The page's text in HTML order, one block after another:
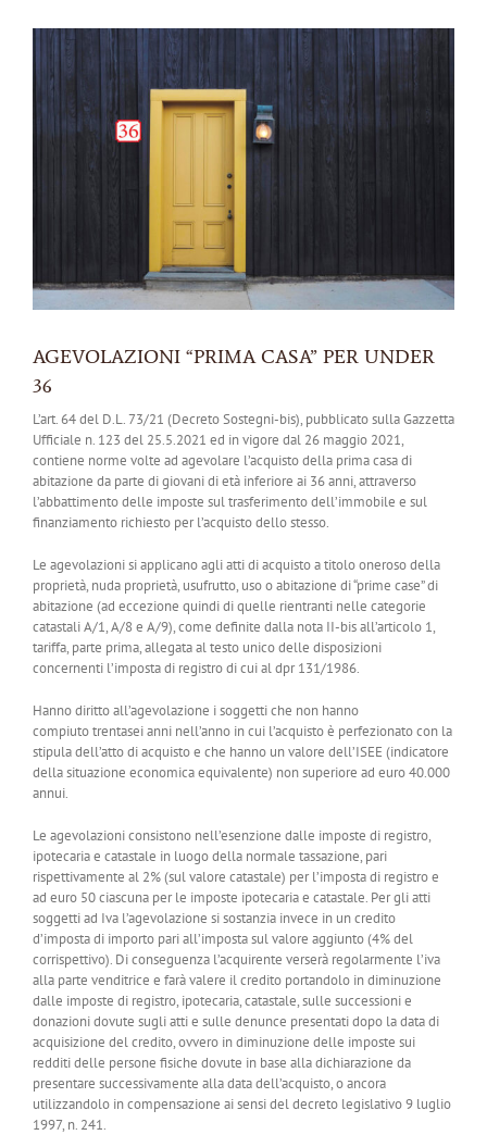
Ingrandisci
immagine
AGEVOLAZIONI “PRIMA CASA” PER UNDER
36
L’art. 64 del D.L. 73/21 (Decreto Sostegni-bis), pubblicato sulla Gazzetta
Ufficiale n. 123 del 25.5.2021 ed in vigore dal 26 maggio 2021,
contiene norme volte ad agevolare l’acquisto della prima casa di
abitazione da parte di giovani di età inferiore ai 36 anni, attraverso
l’abbattimento delle imposte sul trasferimento dell’immobile e sul
finanziamento richiesto per l’acquisto dello stesso.
Le agevolazioni si applicano agli atti di acquisto a titolo oneroso della
proprietà, nuda proprietà, usufrutto, uso o abitazione di “prime case” di
abitazione (ad eccezione quindi di quelle rientranti nelle categorie
catastali A/1, A/8 e A/9), come definite dalla nota II-bis all’articolo 1,
tariffa, parte prima, allegata al testo unico delle disposizioni
concernenti l’imposta di registro di cui al dpr 131/1986.
Hanno diritto all’agevolazione i soggetti che non hanno
compiuto trentasei anni nell’anno in cui l’acquisto è perfezionato con la
stipula dell’atto di acquisto e che hanno un valore dell’ISEE (indicatore
della situazione economica equivalente) non superiore ad euro 40.000
annui.
Le agevolazioni consistono nell’esenzione dalle imposte di registro,
ipotecaria e catastale in luogo della normale tassazione, pari
rispettivamente al 2% (sul valore catastale) per l’imposta di registro e
ad euro 50 ciascuna per le imposte ipotecaria e catastale. Per gli atti
soggetti ad Iva l’agevolazione si sostanzia invece in un credito
d’imposta di importo pari all’imposta sul valore aggiunto (4% del
corrispettivo). Di conseguenza l’acquirente verserà regolarmente l’iva
alla parte venditrice e farà valere il credito portandolo in diminuzione
dalle imposte di registro, ipotecaria, catastale, sulle successioni e
donazioni dovute sugli atti e sulle denunce presentati dopo la data di
acquisizione del credito, ovvero in diminuzione delle imposte sui
redditi delle persone fisiche dovute in base alla dichiarazione da
presentare successivamente alla data dell’acquisto, o ancora
utilizzandolo in compensazione ai sensi del decreto legislativo 9 luglio
1997, n. 241.